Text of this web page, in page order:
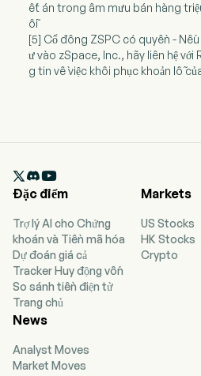
ết án trong âm mưu bán hàng
ỗi
[5] Cổ đông ZSPC có quyền -
ư vào zSpace, Inc., hãy liên hệ
g tin về việc khôi phục khoản lỗ

Đặc điểm
Trợ lý AI cho Chứng
khoán và Tiền mã hóa
Dự đoán giá cả
Tracker Huy động vốn
So sánh tiền điện tử
Trang chủ
Markets
US Stocks
HK Stocks
Crypto
News
Analyst Moves
Market Moves